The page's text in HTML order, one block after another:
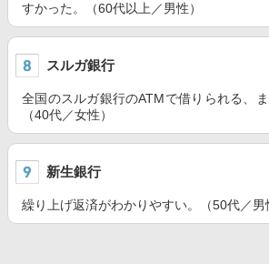
すかった。（60代以上／男性）
スルガ銀行
全国のスルガ銀行のATMで借りられる、ま
（40代／女性）
新生銀行
繰り上げ返済がわかりやすい。（50代／男